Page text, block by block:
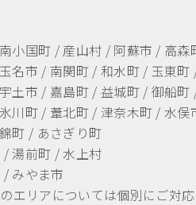
小国町 / 産山村 / 阿蘇市 / 高
名市 / 南関町 / 和水町 / 玉東
土市 / 嘉島町 / 益城町 / 御船
川町 / 葦北町 / 津奈木町 / 水
町 / あさぎり町
/ 湯前町 / 水上村
みやま市
エリアについては個別にご対